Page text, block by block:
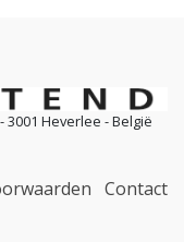
Heverlee - België
Contact